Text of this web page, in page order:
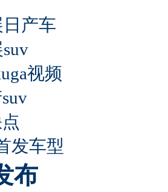
产车
视频
发车型
布